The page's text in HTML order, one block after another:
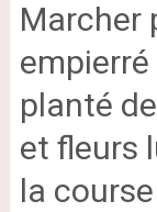
Marcher
planté
et fleurs
la